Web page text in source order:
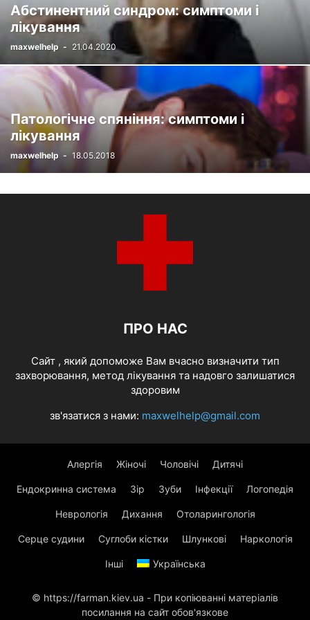
Абстинентний синдром: симптоми і
лікування
maxwelhelp - 21.04.2020
Патологічне спяніння: симптоми і
лікування
maxwelhelp - 18.05.2018
ПРО НАС
Cайт , який допоможе Вам вчасно визначити тип
захворювання, метод лікування та надовго залишатися
здоровим
зв'язатися з нами: maxwelhelp@gmail.com
Алергія Жіночі Чоловічі Дитячі
Ендокринна система Зір Зуби Інфекції Логопедія
Неврологія Дихання Отоларингологія
Серце судини Суглоби кістки Шлункові Наркологія
Інші Українська
© https://farman.kiev.ua - При копіюванні матеріалів
посилання на сайт обов'язкове